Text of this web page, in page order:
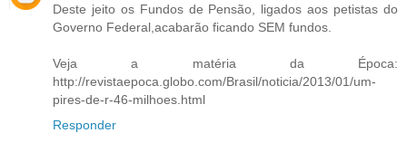
Deste jeito os Fundos de Pensão, ligados aos petistas do
Governo Federal,acabarão ficando SEM fundos.
Veja a matéria da Época:
http://revistaepoca.globo.com/Brasil/noticia/2013/01/um-
pires-de-r-46-milhoes.html
Responder